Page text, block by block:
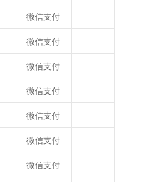
微信支付
微信支付
微信支付
微信支付
微信支付
微信支付
微信支付